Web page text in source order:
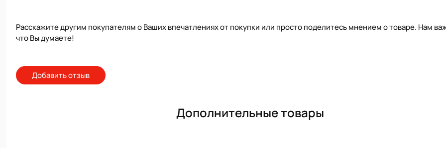
Расскажите другим покупателям о Ваших впечатлениях от покупки или просто поделитесь мнением о товаре. Нам
что Вы думаете!
Добавить отзыв
Дополнительные товары